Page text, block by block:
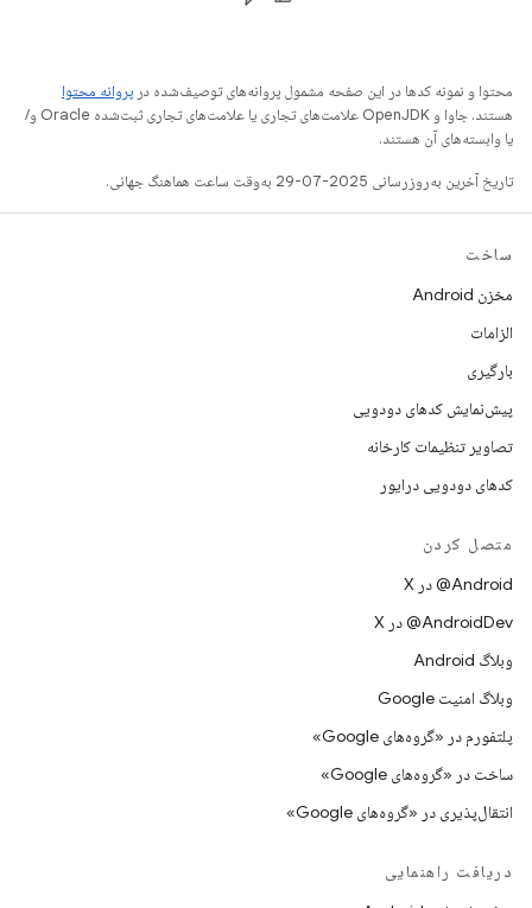
محتوا و نمونه کدها در این صفحه مشمول پروانه‌های توصیف‌شده در پروانه محتوا
هستند. جاوا و OpenJDK علامت‌های تجاری یا علامت‌های تجاری ثبت‌شده Oracle و/
یا وابسته‌های آن هستند.
تاریخ آخرین به‌روزرسانی 2025-07-29 به‌وقت ساعت هماهنگ جهانی.
ساخت
مخزن Android
الزامات
بارگیری
پیش‌نمایش کدهای دودویی
تصاویر تنظیمات کارخانه
کدهای دودویی درایور
متصل کردن
‫‎@Android در X
‫‎@AndroidDev در X
وبلاگ Android
وبلاگ امنیت Google
پلتفورم در «گروه‌های Google»
ساخت در «گروه‌های Google»
انتقال‌پذیری در «گروه‌های Google»
دریافت راهنمایی